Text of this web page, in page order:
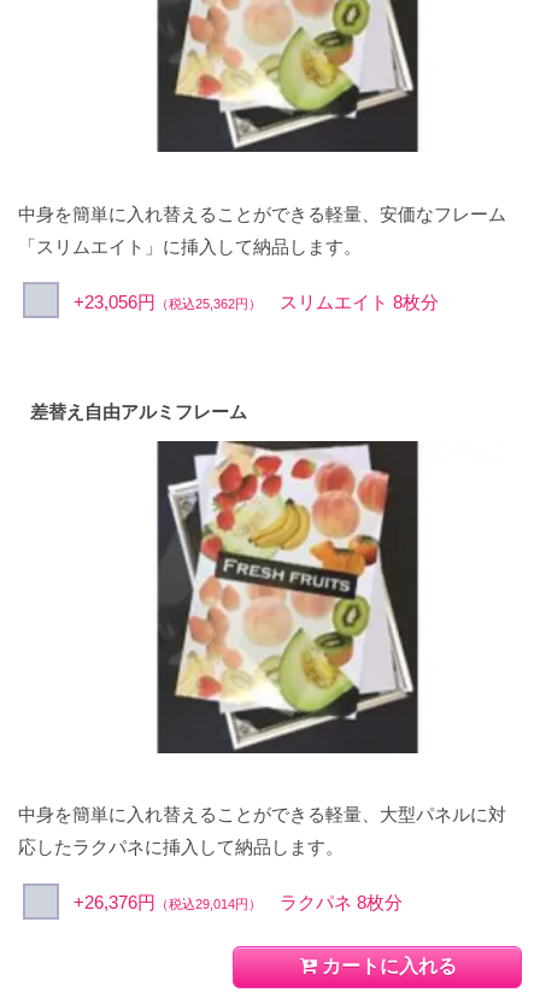
中身を簡単に入れ替えることができる軽量、安価なフレーム
「スリムエイト」に挿入して納品します。
+23,056円 （税込25,362円） スリムエイト 8枚分
差替え自由アルミフレーム
中身を簡単に入れ替えることができる軽量、大型パネルに対
応したラクパネに挿入して納品します。
+26,376円 （税込29,014円） ラクパネ 8枚分
カートに入れる